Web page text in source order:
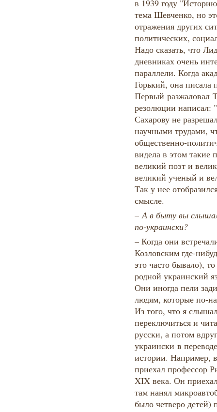
в 1939 году
тема Шевченко, но
отражения других
политических,
Надо сказать, что
дневниках очень
параллели. Когда
Горький, она писала
Первый разжаловал
резолюции написал:
Сахарову не
научными трудами,
общественно-
видела в этом такие
великий поэт и
великий ученый и
Так у нее
смысле.
–​А в быту вы
по-украински?
– Когда они
Козловским где-
это часто бывало),
родной украинский
Они иногда пели
людям, которые по-
Из того, что я
переключиться и
русски, а потом
украински в
истории. Например,
приехал профессор
XIX века. Он
там нанял
было четверо детей)